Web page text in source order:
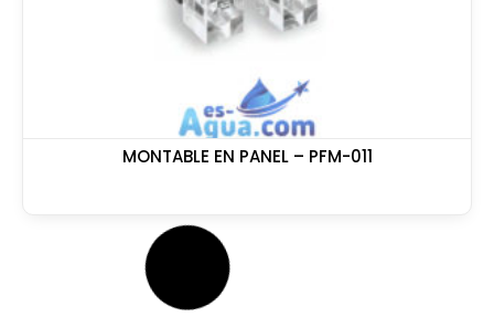
MONTABLE EN PANEL – PFM-011